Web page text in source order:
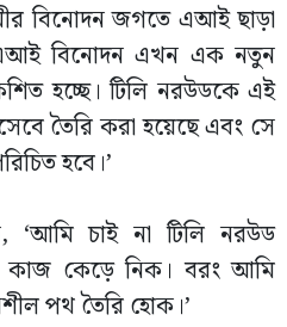
বিনোদন জগতে এআই ছাড়া
বিনোদন এখন এক নতুন
হচ্ছে। টিলি নরউডকে এই
তৈরি করা হয়েছে এবং সে
হবে।’
‘আমি চাই না টিলি নরউড
কাজ কেড়ে নিক। বরং আমি
পথ তৈরি হোক।’